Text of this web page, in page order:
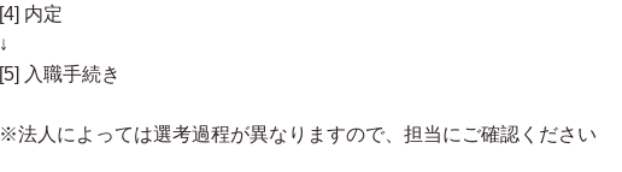
[4] 内定
↓
[5] 入職手続き
※法人によっては選考過程が異なりますので、担当にご確認ください